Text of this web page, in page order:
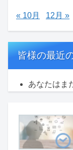
« 10月 12月 »
皆様の最近
あなたはま